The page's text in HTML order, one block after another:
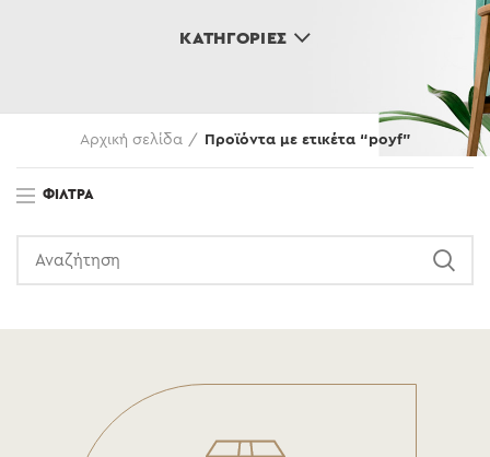
ΚΑΤΗΓΟΡΊΕΣ
Αρχική σελίδα Προϊόντα με ετικέτα “poyf”
ΦΊΛΤΡΑ